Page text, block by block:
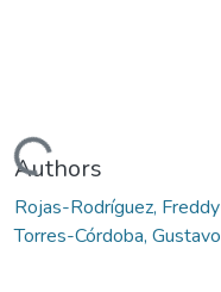
Loading...
Authors
Rojas-Rodríguez, Freddy
Torres-Córdoba, Gustavo